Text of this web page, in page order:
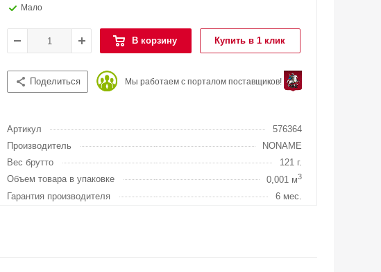
Мало
В корзину Купить в 1 клик
Поделиться Мы работаем с порталом поставщиков!
Артикул
576364
Производитель
NONAME
Вес брутто
121 г.
Объем товара в упаковке
0,001 м3
Гарантия производителя 6 мес.